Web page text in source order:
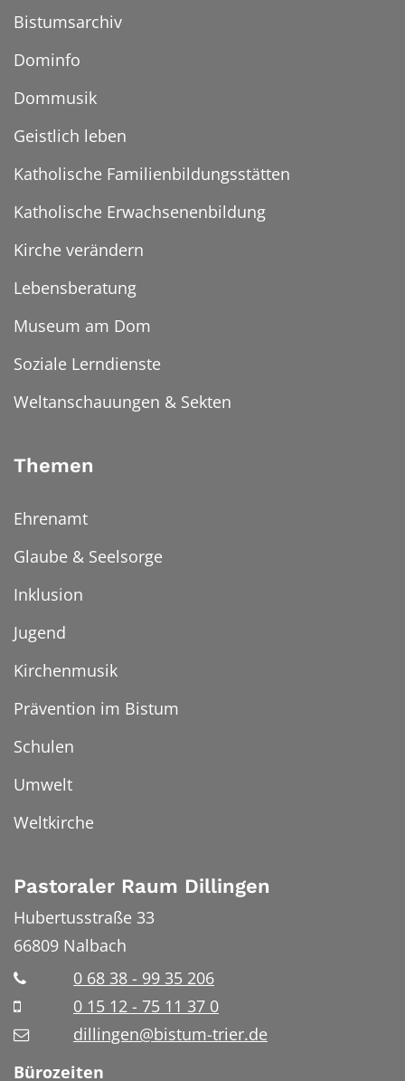
Bistumsarchiv
Dominfo
Dommusik
Geistlich leben
Katholische Familienbildungsstätten
Katholische Erwachsenenbildung
Kirche verändern
Lebensberatung
Museum am Dom
Soziale Lerndienste
Weltanschauungen & Sekten
Themen
Ehrenamt
Glaube & Seelsorge
Inklusion
Jugend
Kirchenmusik
Prävention im Bistum
Schulen
Umwelt
Weltkirche
Pastoraler Raum Dillingen
Hubertusstraße 33
66809 Nalbach
0 68 38 - 99 35 206
0 15 12 - 75 11 37 0
dillingen@bistum-trier.de
Bürozeiten